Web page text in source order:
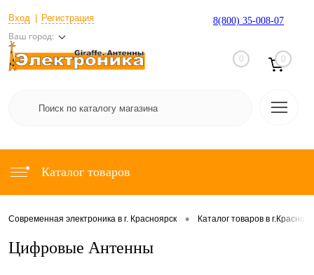
Вход Регистрация
Ваш город:
8(800) 35-008-07
0 0
Каталог товаров
Современная электроника в г. Красноярск • Каталог товаров в
Цифровые Антенны